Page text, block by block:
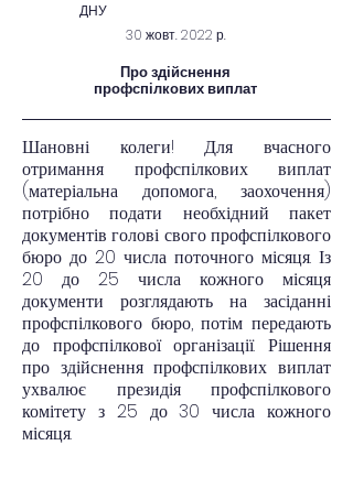
ДНУ
30 жовт. 2022 р.
Про здійснення
профспілкових виплат
Шановні колеги! Для вчасного
отримання профспілкових виплат
(матеріальна допомога, заохочення)
потрібно подати необхідний пакет
документів голові свого профспілкового
бюро до 20 числа поточного місяця. Із
20 до 25 числа кожного місяця
документи розглядають на засіданні
профспілкового бюро, потім передають
до профспілкової організації. Рішення
про здійснення профспілкових виплат
ухвалює президія профспілкового
комітету з 25 до 30 числа кожного
місяця.